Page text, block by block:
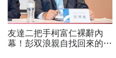
友達二把手柯富仁裸辭內
幕！彭双浪親自找回來的接